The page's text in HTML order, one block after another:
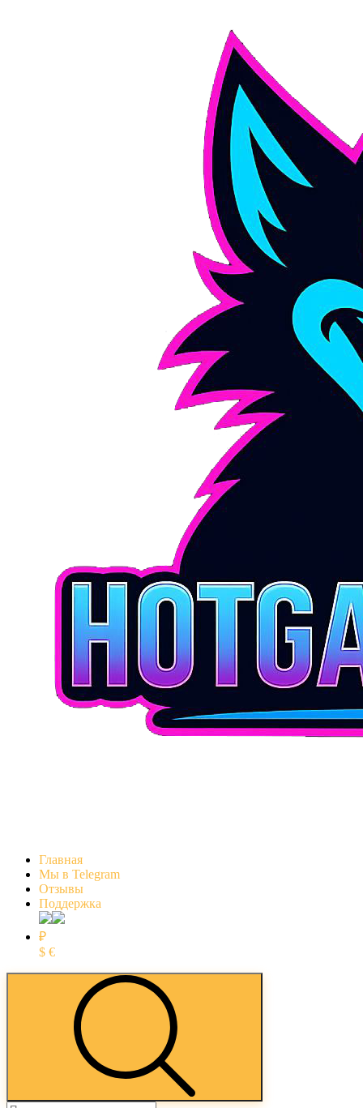
Главная
Мы в Telegram
Отзывы
Поддержка
₽
$ €